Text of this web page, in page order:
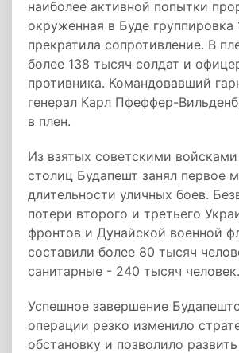
наиболее активной попытки
окруженная в Буде группировка
прекратила сопротивление. В
более 138 тысяч солдат и
противника. Командовавший
генерал Карл Пфеффер-
в плен.
Из взятых советскими
столиц Будапешт занял первое
длительности уличных боев.
потери второго и третьего
фронтов и Дунайской военной
составили более 80 тысяч
санитарные - 240 тысяч человек.
Успешное завершение
операции резко изменило
обстановку и позволило